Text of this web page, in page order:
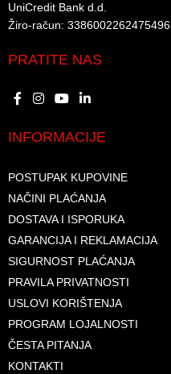
UniCredit Bank d.d.​
Žiro-račun: 3386002262475496​​
PRATITE NAS
INFORMACIJE
POSTUPAK KUPOVINE
NAČINI PLAĆANJA
DOSTAVA I ISPORUKA
GARANCIJA I REKLAMACIJA
SIGURNOST PLAĆANJA
PRAVILA PRIVATNOSTI
USLOVI KORIŠTENJA
PROGRAM LOJALNOSTI
ČESTA PITANJA
KONTAKTI